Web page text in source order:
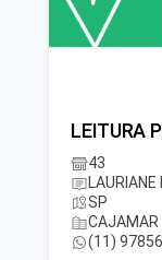
LEITURA
43
LAURIANE
SP
CAJAMAR
(11)